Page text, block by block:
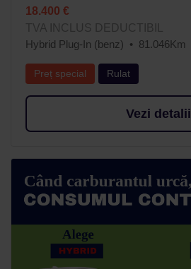
18.400 €
TVA INCLUS DEDUCTIBIL
Hybrid Plug-In (benz)
81.046Km
Preț special Rulat
Vezi detalii